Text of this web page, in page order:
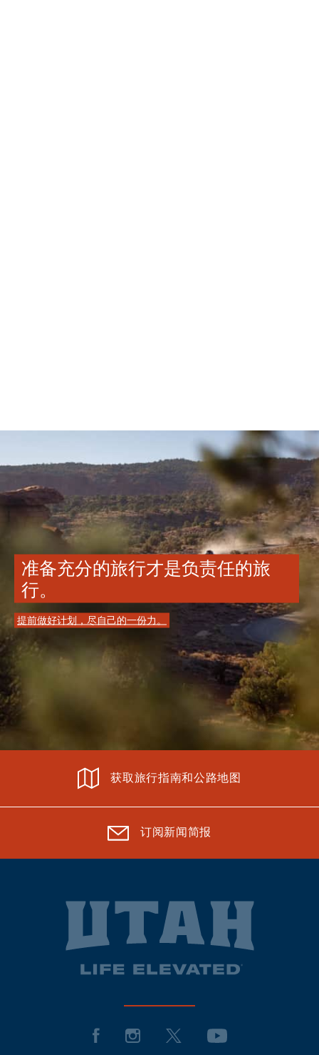
准备充分的旅行才是负责任的旅
行。
提前做好计划，尽自己的一份力。
获取旅行指南和公路地图
订阅新闻简报